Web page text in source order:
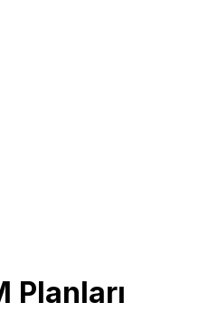
Planları